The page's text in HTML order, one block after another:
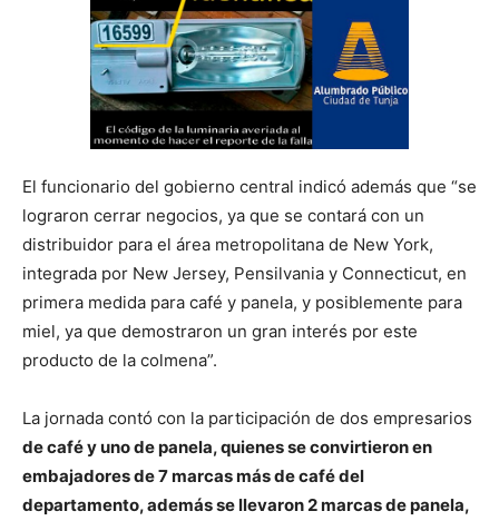
El funcionario del gobierno central indicó además que “se
lograron cerrar negocios, ya que se contará con un
distribuidor para el área metropolitana de New York,
integrada por New Jersey, Pensilvania y Connecticut, en
primera medida para café y panela, y posiblemente para
miel, ya que demostraron un gran interés por este
producto de la colmena”.
La jornada contó con la participación de dos empresarios
de café y uno de panela, quienes se convirtieron en
embajadores de 7 marcas más de café del
departamento, además se llevaron 2 marcas de panela,